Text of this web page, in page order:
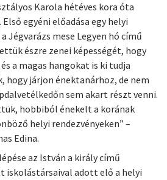
Karola hétéves kora óta
egyéni előadása egy helyi
Jégvarázs mese Legyen hó című
észre zenei képességét, hogy
a magas hangokat is ki tudja
hogy járjon énektanárhoz, de nem
sem akart részt venni.
hobbiból énekelt a korának
helyi rendezvényeken” –
Edina.
az István a király című
iskolástársaival adott elő a helyi